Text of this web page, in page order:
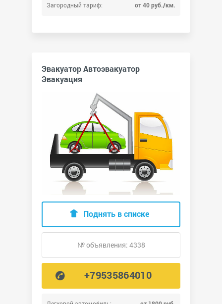
Загородный тариф: от 40 руб./км.
Эвакуатор Автоэвакуатор
Эвакуация
Поднять в списке
№ объявления: 4338
+79535864010